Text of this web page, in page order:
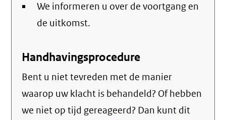
We informeren u over de voortgang en
de uitkomst.
Handhavingsprocedure
Bent u niet tevreden met de manier
waarop uw klacht is behandeld? Of hebben
we niet op tijd gereageerd? Dan kunt dit